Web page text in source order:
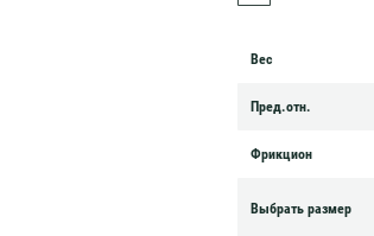
Вес
Пред.отн.
Фрикцион
Выбрать размер